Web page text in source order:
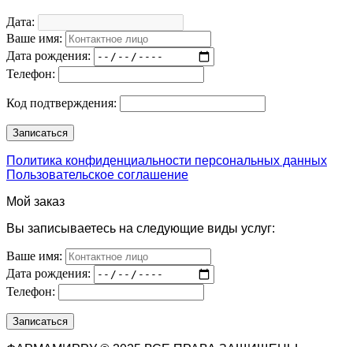
Дата:
Ваше имя:
Дата рождения:
Телефон:
Код подтверждения:
Политика конфиденциальности персональных данных
Пользовательское соглашение
Мой заказ
Вы записываетесь на следующие виды услуг:
Ваше имя:
Дата рождения:
Телефон: